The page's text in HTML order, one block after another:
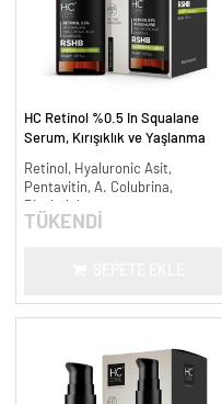
HC Retinol %0.5 In Squalane
Serum, Kırışıklık ve Yaşlanma
Retinol, Hyaluronic Asit,
Pentavitin, A. Colubrina,
Bisabolol
TÜKENDİ